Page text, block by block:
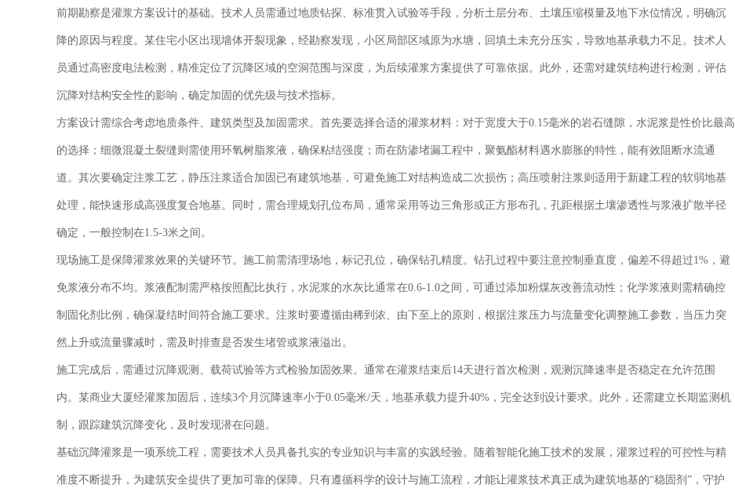
前期勘察是灌浆方案设计的基础。技术人员需通过地质钻探、标准贯入试验等手段，分析土层分布、土壤压缩模量及地下水位情况，明确沉
降的原因与程度。某住宅小区出现墙体开裂现象，经勘察发现，小区局部区域原为水塘，回填土未充分压实，导致地基承载力不足。技术人
员通过高密度电法检测，精准定位了沉降区域的空洞范围与深度，为后续灌浆方案提供了可靠依据。此外，还需对建筑结构进行检测，评估
沉降对结构安全性的影响，确定加固的优先级与技术指标。
方案设计需综合考虑地质条件、建筑类型及加固需求。首先要选择合适的灌浆材料：对于宽度大于0.15毫米的岩石缝隙，水泥浆是性价比最高
的选择；细微混凝土裂缝则需使用环氧树脂浆液，确保粘结强度；而在防渗堵漏工程中，聚氨酯材料遇水膨胀的特性，能有效阻断水流通
道。其次要确定注浆工艺，静压注浆适合加固已有建筑地基，可避免施工对结构造成二次损伤；高压喷射注浆则适用于新建工程的软弱地基
处理，能快速形成高强度复合地基。同时，需合理规划孔位布局，通常采用等边三角形或正方形布孔，孔距根据土壤渗透性与浆液扩散半径
确定，一般控制在1.5-3米之间。
现场施工是保障灌浆效果的关键环节。施工前需清理场地，标记孔位，确保钻孔精度。钻孔过程中要注意控制垂直度，偏差不得超过1%，避
免浆液分布不均。浆液配制需严格按照配比执行，水泥浆的水灰比通常在0.6-1.0之间，可通过添加粉煤灰改善流动性；化学浆液则需精确控
制固化剂比例，确保凝结时间符合施工要求。注浆时要遵循由稀到浓、由下至上的原则，根据注浆压力与流量变化调整施工参数，当压力突
然上升或流量骤减时，需及时排查是否发生堵管或浆液溢出。
施工完成后，需通过沉降观测、载荷试验等方式检验加固效果。通常在灌浆结束后14天进行首次检测，观测沉降速率是否稳定在允许范围
内。某商业大厦经灌浆加固后，连续3个月沉降速率小于0.05毫米/天，地基承载力提升40%，完全达到设计要求。此外，还需建立长期监测机
制，跟踪建筑沉降变化，及时发现潜在问题。
基础沉降灌浆是一项系统工程，需要技术人员具备扎实的专业知识与丰富的实践经验。随着智能化施工技术的发展，灌浆过程的可控性与精
准度不断提升，为建筑安全提供了更加可靠的保障。只有遵循科学的设计与施工流程，才能让灌浆技术真正成为建筑地基的“稳固剂”，守护